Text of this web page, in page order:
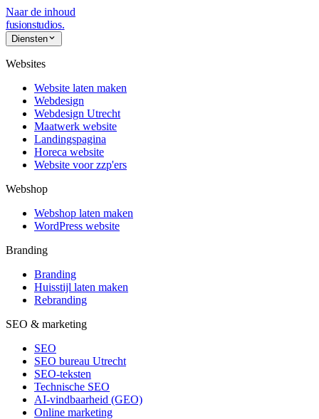
Naar de inhoud
fusionstudios.
Diensten
Websites
Website laten maken
Webdesign
Webdesign Utrecht
Maatwerk website
Landingspagina
Horeca website
Website voor zzp'ers
Webshop
Webshop laten maken
WordPress website
Branding
Branding
Huisstijl laten maken
Rebranding
SEO & marketing
SEO
SEO bureau Utrecht
SEO-teksten
Technische SEO
AI-vindbaarheid (GEO)
Online marketing